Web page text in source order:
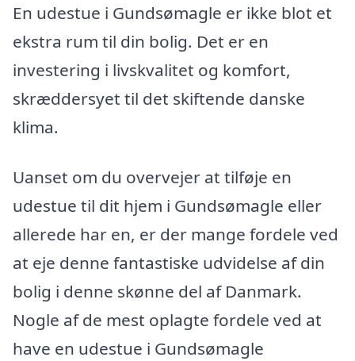
En udestue i Gundsømagle er ikke blot et
ekstra rum til din bolig. Det er en
investering i livskvalitet og komfort,
skræddersyet til det skiftende danske
klima.
Uanset om du overvejer at tilføje en
udestue til dit hjem i Gundsømagle eller
allerede har en, er der mange fordele ved
at eje denne fantastiske udvidelse af din
bolig i denne skønne del af Danmark.
Nogle af de mest oplagte fordele ved at
have en udestue i Gundsømagle